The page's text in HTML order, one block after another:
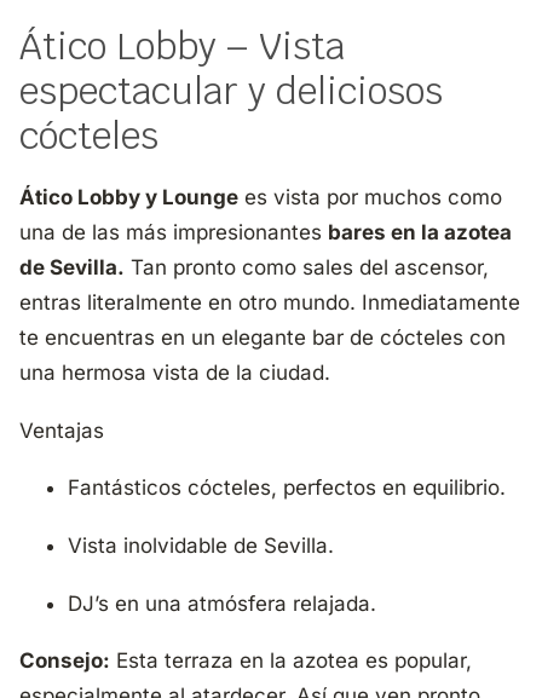
Ático Lobby – Vista
espectacular y deliciosos
cócteles
Ático Lobby y Lounge es vista por muchos como
una de las más impresionantes bares en la azotea
de Sevilla. Tan pronto como sales del ascensor,
entras literalmente en otro mundo. Inmediatamente
te encuentras en un elegante bar de cócteles con
una hermosa vista de la ciudad.
Ventajas
Fantásticos cócteles, perfectos en equilibrio.
Vista inolvidable de Sevilla.
DJ’s en una atmósfera relajada.
Consejo: Esta terraza en la azotea es popular,